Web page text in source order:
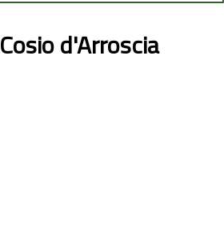
Cosio d'Arroscia